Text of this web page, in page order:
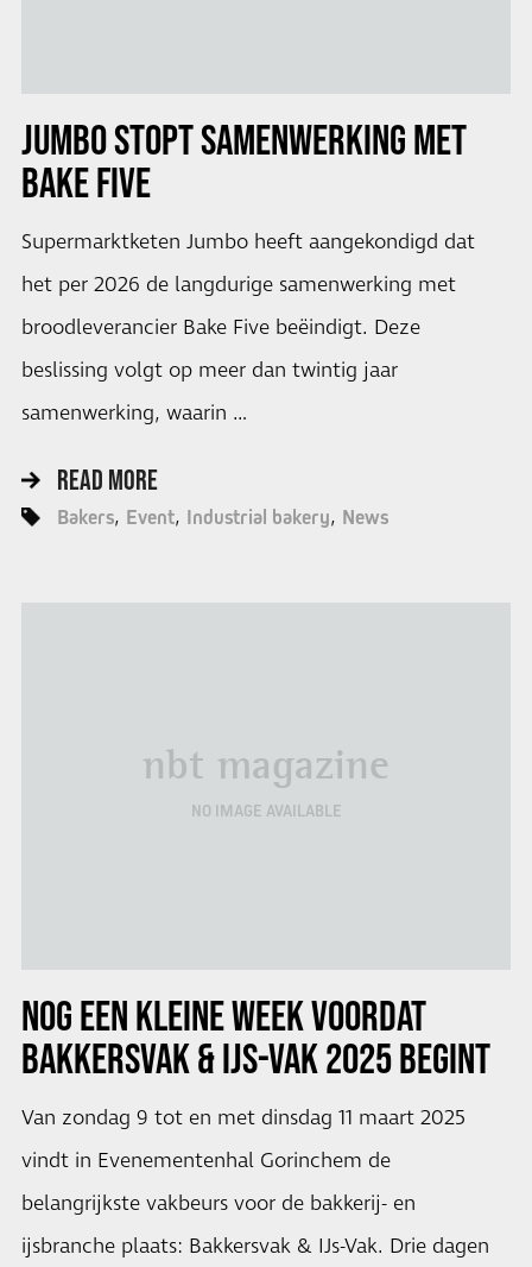
JUMBO STOPT SAMENWERKING MET
BAKE FIVE
Supermarktketen Jumbo heeft aangekondigd dat
het per 2026 de langdurige samenwerking met
broodleverancier Bake Five beëindigt. Deze
beslissing volgt op meer dan twintig jaar
samenwerking, waarin …
READ MORE
Bakers Event Industrial bakery News
nbt magazine
NO IMAGE AVAILABLE
NOG EEN KLEINE WEEK VOORDAT
BAKKERSVAK & IJS-VAK 2025 BEGINT
Van zondag 9 tot en met dinsdag 11 maart 2025
vindt in Evenementenhal Gorinchem de
belangrijkste vakbeurs voor de bakkerij- en
ijsbranche plaats: Bakkersvak & IJs-Vak. Drie dagen